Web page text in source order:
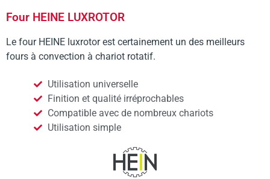
Four HEINE LUXROTOR
Le four HEINE luxrotor est certainement un des meilleurs
fours à convection à chariot rotatif.
Utilisation universelle
Finition et qualité irréprochables
Compatible avec de nombreux chariots
Utilisation simple